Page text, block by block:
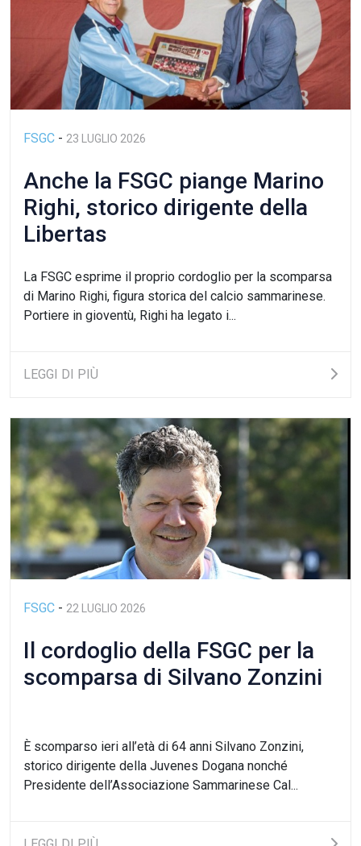
FSGC - 23 LUGLIO 2026
Anche la FSGC piange Marino
Righi, storico dirigente della
Libertas
La FSGC esprime il proprio cordoglio per la scomparsa
di Marino Righi, figura storica del calcio sammarinese.
Portiere in gioventù, Righi ha legato i...
LEGGI DI PIÙ
FSGC - 22 LUGLIO 2026
Il cordoglio della FSGC per la
scomparsa di Silvano Zonzini
È scomparso ieri all’età di 64 anni Silvano Zonzini,
storico dirigente della Juvenes Dogana nonché
Presidente dell’Associazione Sammarinese Cal...